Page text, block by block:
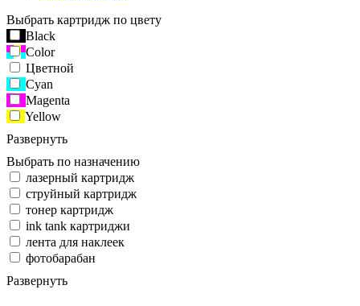
Выбрать картридж по цвету
Black
Color
Цветной
Cyan
Magenta
Yellow
Развернуть
Выбрать по назначению
лазерный картридж
струйный картридж
тонер картридж
ink tank картриджи
лента для наклеек
фотобарабан
Развернуть